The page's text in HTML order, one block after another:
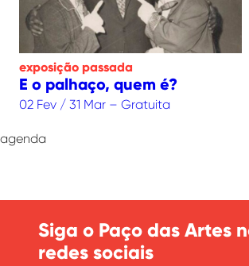
exposição passada
E o palhaço, quem é?
02 Fev / 31 Mar – Gratuita
agenda
Siga o Paço das Artes
redes sociais